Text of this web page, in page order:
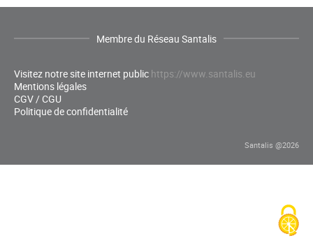
Membre du Réseau Santalis
Visitez notre site internet public https://www.santalis.eu
Mentions légales
CGV / CGU
Politique de confidentialité
Santalis @2026